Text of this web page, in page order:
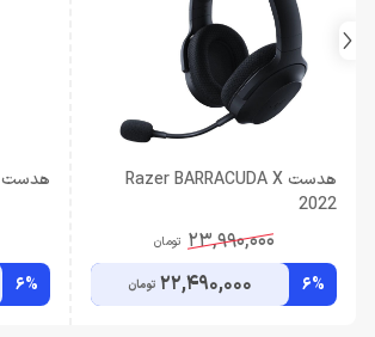
هدست Razer BARRACUDA X
2022
23,990,000 تومان
6%
22,490,000 تومان
هدست Razer BlackShark V3
6%